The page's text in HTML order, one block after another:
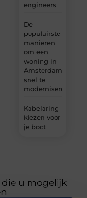
engineers
De
populairste
manieren
om een
woning in
Amsterdam
snel te
moderniseren
Kabelaring
kiezen voor
je boot
die u mogelijk